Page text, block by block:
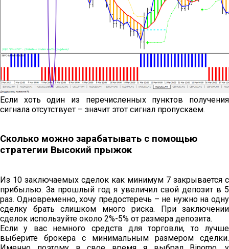
Если хоть один из перечисленных пунктов получения
сигнала отсутствует – значит этот сигнал пропускаем.
Сколько можно зарабатывать с помощью
стратегии Высокий прыжок
Из 10 заключаемых сделок как минимум 7 закрывается с
прибылью. За прошлый год я увеличил свой депозит в 5
раз. Одновременно, хочу предостеречь – не нужно на одну
сделку брать слишком много риска. При заключении
сделок используйте около 2%-5% от размера депозита.
Если у вас немного средств для торговли, то лучше
выберите брокера с минимальным размером сделки.